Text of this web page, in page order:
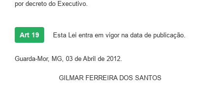
por decreto do Executivo.
Art 19 Esta Lei entra em vigor na data de publicação.
Guarda-Mor, MG, 03 de Abril de 2012.
GILMAR FERREIRA DOS SANTOS